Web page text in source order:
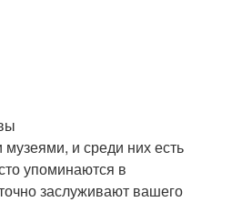
и среди них есть
упоминаются в
заслуживают вашего